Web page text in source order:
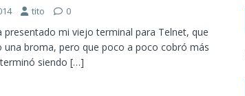
tito 0
presentado mi viejo terminal para Telnet, que
una broma, pero que poco a poco cobró más
siendo […]